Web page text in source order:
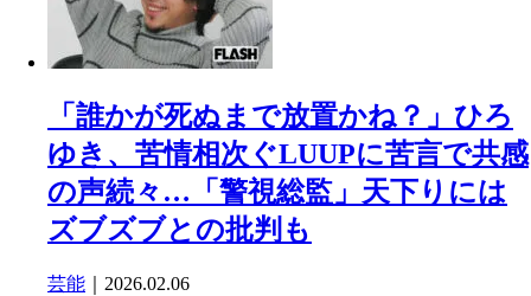
「誰かが死ぬまで放置かね？」ひろ
ゆき、苦情相次ぐLUUPに苦言で共感
の声続々…「警視総監」天下りには
ズブズブとの批判も
芸能 ｜2026.02.06